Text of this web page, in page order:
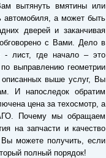
вытянуть вмятины или
автомобиля, а может быть
дверей и заканчивая
с Вами. Дело в
- лист, где начало – это
выправлению геометрии
описанных выше услуг, Вы
И напоследок обратим
цена за техосмотр, а
Почему мы обращаем
на запчасти и качество
Вы можете получить, если
полный порядок!